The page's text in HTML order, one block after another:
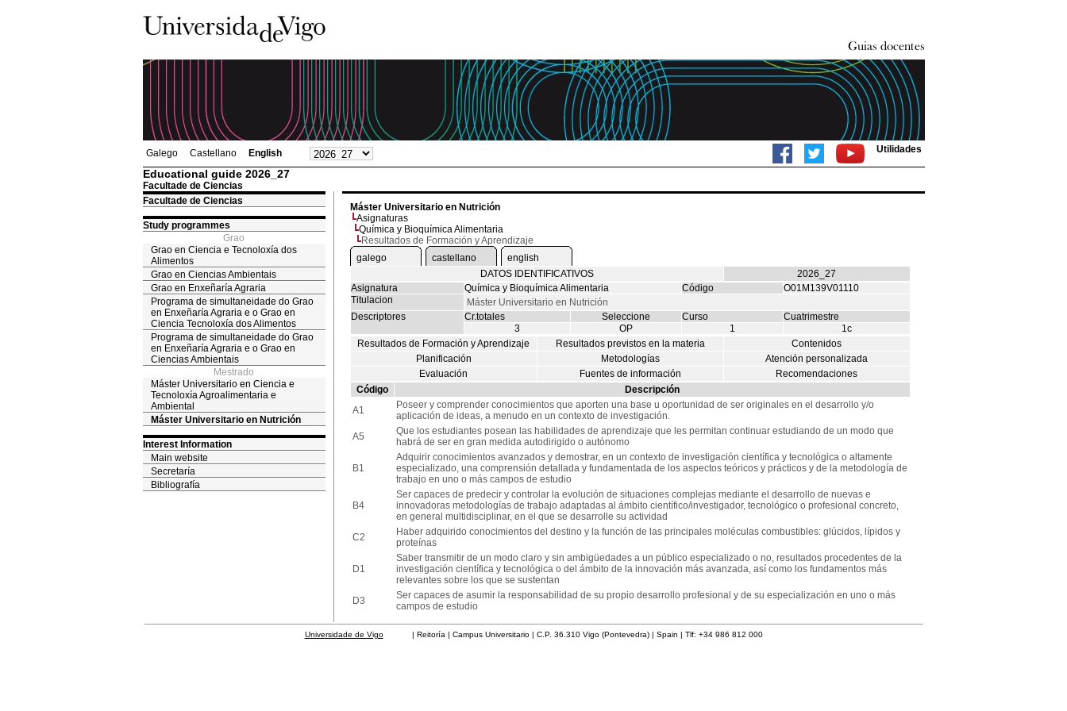
Galego Castellano English Utilidades
Educational guide 2026_27
Facultade de Ciencias
Facultade de Ciencias
Study programmes
Grao
Grao en Ciencia e Tecnoloxía dos
Alimentos
Grao en Ciencias Ambientais
Grao en Enxeñaría Agraria
Programa de simultaneidade do Grao
en Enxeñaría Agraria e o Grao en
Ciencia Tecnoloxía dos Alimentos
Programa de simultaneidade do Grao
en Enxeñaría Agraria e o Grao en
Ciencias Ambientais
Mestrado
Máster Universitario en Ciencia e
Tecnoloxía Agroalimentaria e
Ambiental
Máster Universitario en Nutrición
Interest Information
Main website
Secretaría
Bibliografía
Máster Universitario en Nutrición
Asignaturas
Química y Bioquímica Alimentaria
Resultados de Formación y Aprendizaje
galego
castellano
english
DATOS IDENTIFICATIVOS
2026_27
Asignatura
Química y Bioquímica Alimentaria Código
O01M139V01110
Titulacion
Máster Universitario en Nutrición
Descriptores
Cr.totales Seleccione Curso
Cuatrimestre
3
OP 1
1c
Resultados de Formación y Aprendizaje
Resultados previstos en la materia
Contenidos
Planificación
Metodologías
Atención personalizada
Evaluación
Fuentes de información
Recomendaciones
Código
Descripción
A1
Poseer y comprender conocimientos que aporten una base u oportunidad de ser originales en el desarrollo y/o
aplicación de ideas, a menudo en un contexto de investigación.
A5
Que los estudiantes posean las habilidades de aprendizaje que les permitan continuar estudiando de un modo que
habrá de ser en gran medida autodirigido o autónomo
B1
Adquirir conocimientos avanzados y demostrar, en un contexto de investigación científica y tecnológica o altamente
especializado, una comprensión detallada y fundamentada de los aspectos teóricos y prácticos y de la metodología de
trabajo en uno o más campos de estudio
B4
Ser capaces de predecir y controlar la evolución de situaciones complejas mediante el desarrollo de nuevas e
innovadoras metodologías de trabajo adaptadas al ámbito científico/investigador, tecnológico o profesional concreto,
en general multidisciplinar, en el que se desarrolle su actividad
C2
Haber adquirido conocimientos del destino y la función de las principales moléculas combustibles: glúcidos, lípidos y
proteínas
D1
Saber transmitir de un modo claro y sin ambigüedades a un público especializado o no, resultados procedentes de la
investigación científica y tecnológica o del ámbito de la innovación más avanzada, así como los fundamentos más
relevantes sobre los que se sustentan
D3
Ser capaces de asumir la responsabilidad de su propio desarrollo profesional y de su especialización en uno o más
campos de estudio
Universidade de Vigo| Reitoría | Campus Universitario | C.P. 36.310 Vigo (Pontevedra) | Spain | Tlf: +34 986 812 000